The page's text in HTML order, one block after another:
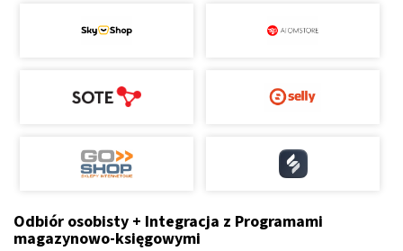
Odbiór osobisty + Integracja z Programami
magazynowo-księgowymi